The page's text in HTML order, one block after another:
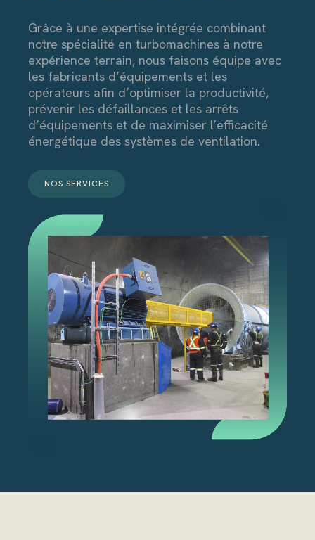
Grâce à une expertise intégrée combinant
notre spécialité en turbomachines à notre
expérience terrain, nous faisons équipe avec
les fabricants d’équipements et les
opérateurs afin d’optimiser la productivité,
prévenir les défaillances et les arrêts
d’équipements et de maximiser l’efficacité
énergétique des systèmes de ventilation.
NOS SERVICES